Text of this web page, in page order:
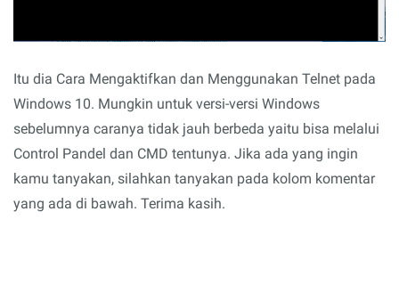
Itu dia Cara Mengaktifkan dan Menggunakan Telnet pada
Windows 10. Mungkin untuk versi-versi Windows
sebelumnya caranya tidak jauh berbeda yaitu bisa melalui
Control Pandel dan CMD tentunya. Jika ada yang ingin
kamu tanyakan, silahkan tanyakan pada kolom komentar
yang ada di bawah. Terima kasih.